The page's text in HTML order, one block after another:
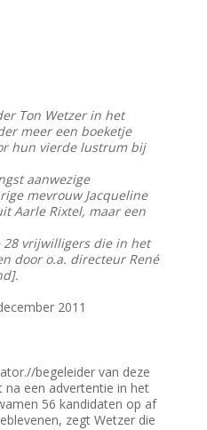
Ton Wetzer in het
meer een boeketje
hun vierde lustrum bij
aanwezige
mevrouw Jacqueline
Aarle Rixtel, maar een
28 vrijwilligers die in het
door o.a. directeur René
2011
begeleider van deze
na een advertentie in het
56 kandidaten op af
zegt Wetzer die